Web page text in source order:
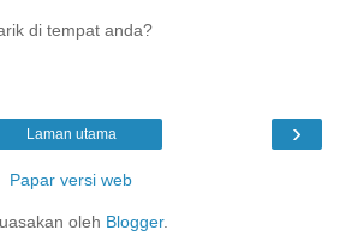
di tempat anda?
›
Laman utama
Papar versi web
oleh Blogger.